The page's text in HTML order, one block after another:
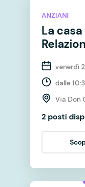
ANZIANI
La
venerdì
dalle
Via Don
2 posti